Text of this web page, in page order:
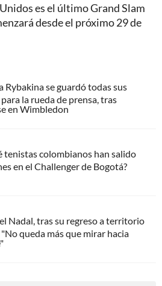
es el último Grand Slam
desde el próximo 29 de
Rybakina se guardó todas sus
la rueda de prensa, tras
en Wimbledon
tenistas colombianos han salido
en el Challenger de Bogotá?
Nadal, tras su regreso a territorio
queda más que mirar hacia